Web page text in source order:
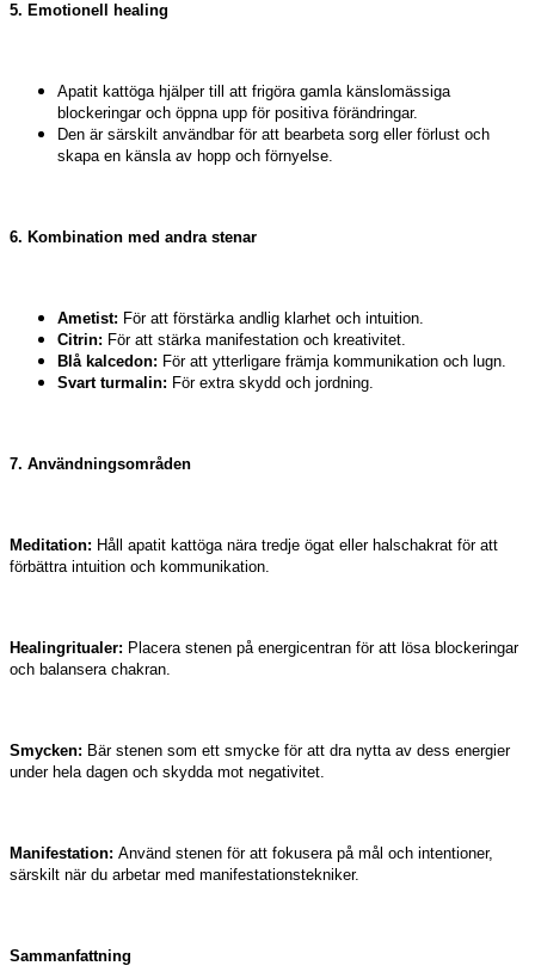
5. Emotionell healing
Apatit kattöga hjälper till att frigöra gamla känslomässiga
blockeringar och öppna upp för positiva förändringar.
Den är särskilt användbar för att bearbeta sorg eller förlust och
skapa en känsla av hopp och förnyelse.
6. Kombination med andra stenar
Ametist: För att förstärka andlig klarhet och intuition.
Citrin: För att stärka manifestation och kreativitet.
Blå kalcedon: För att ytterligare främja kommunikation och lugn.
Svart turmalin: För extra skydd och jordning.
7. Användningsområden
Meditation: Håll apatit kattöga nära tredje ögat eller halschakrat för att
förbättra intuition och kommunikation.
Healingritualer: Placera stenen på energicentran för att lösa blockeringar
och balansera chakran.
Smycken: Bär stenen som ett smycke för att dra nytta av dess energier
under hela dagen och skydda mot negativitet.
Manifestation: Använd stenen för att fokusera på mål och intentioner,
särskilt när du arbetar med manifestationstekniker.
Sammanfattning